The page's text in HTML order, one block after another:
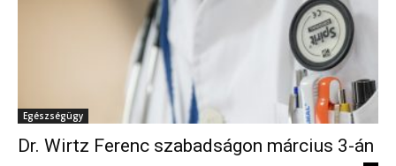
Egészségügy
Dr. Wirtz Ferenc szabadságon március 3-án